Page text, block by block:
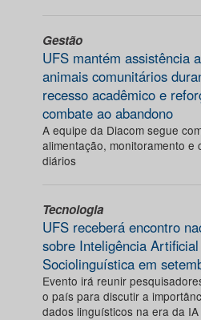
Gestão
UFS mantém assistência
animais comunitários
recesso acadêmico e
combate ao abandono
A equipe da Diacom segue
alimentação, monitoramento e
diários
Tecnologia
UFS receberá encontro
sobre Inteligência
Sociolinguística em
Evento irá reunir
o país para discutir a
dados linguísticos na era da IA